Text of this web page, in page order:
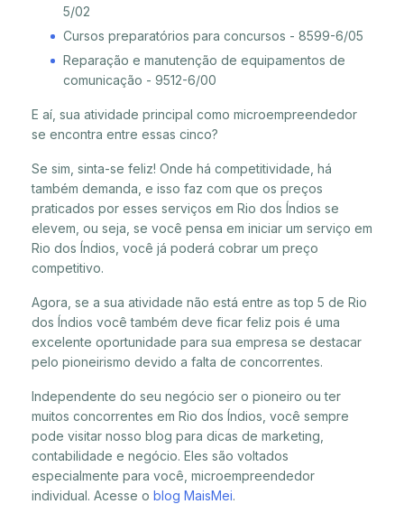
5/02
Cursos preparatórios para concursos - 8599-6/05
Reparação e manutenção de equipamentos de
comunicação - 9512-6/00
E aí, sua atividade principal como microempreendedor
se encontra entre essas cinco?
Se sim, sinta-se feliz! Onde há competitividade, há
também demanda, e isso faz com que os preços
praticados por esses serviços em Rio dos Índios se
elevem, ou seja, se você pensa em iniciar um serviço em
Rio dos Índios, você já poderá cobrar um preço
competitivo.
Agora, se a sua atividade não está entre as top 5 de Rio
dos Índios você também deve ficar feliz pois é uma
excelente oportunidade para sua empresa se destacar
pelo pioneirismo devido a falta de concorrentes.
Independente do seu negócio ser o pioneiro ou ter
muitos concorrentes em Rio dos Índios, você sempre
pode visitar nosso blog para dicas de marketing,
contabilidade e negócio. Eles são voltados
especialmente para você, microempreendedor
individual. Acesse o blog MaisMei.